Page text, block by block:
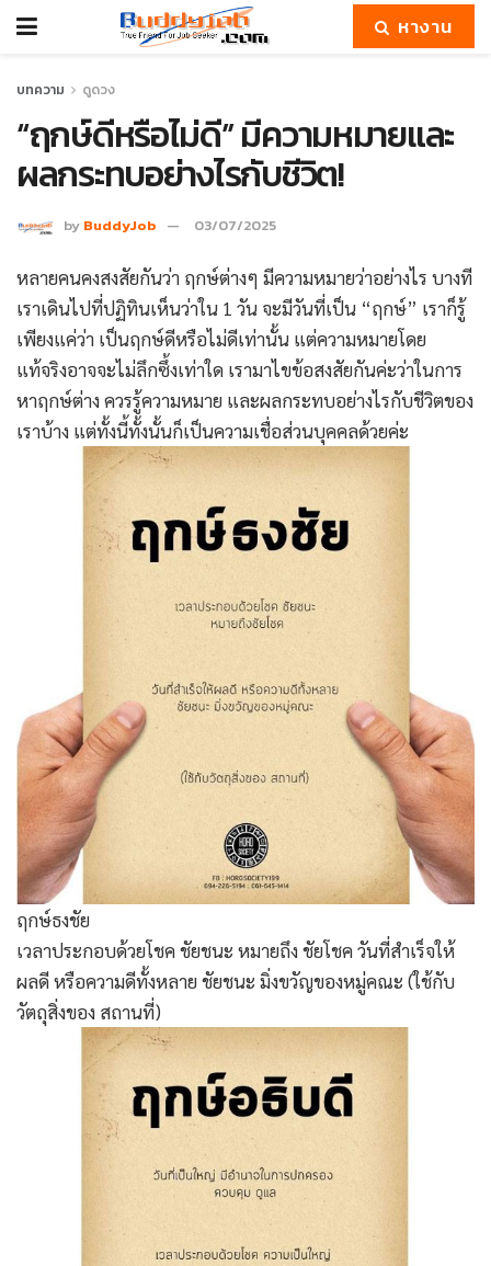
หางาน
บทความ ดูดวง
“ฤกษ์ดีหรือไม่ดี” มีความหมายและ
ผลกระทบอย่างไรกับชีวิต!
by BuddyJob 03/07/2025
หลายคนคงสงสัยกันว่า ฤกษ์ต่างๆ มีความหมายว่าอย่างไร บางที
เราเดินไปที่ปฏิทินเห็นว่าใน 1 วัน จะมีวันที่เป็น “ฤกษ์” เราก็รู้
เพียงแค่ว่า เป็นฤกษ์ดีหรือไม่ดีเท่านั้น แต่ความหมายโดย
แท้จริงอาจจะไม่ลึกซึ้งเท่าใด เรามาไขข้อสงสัยกันค่ะว่าในการ
หาฤกษ์ต่าง ควรรู้ความหมาย และผลกระทบอย่างไรกับชีวิตของ
เราบ้าง แต่ทั้งนี้ทั้งนั้นก็เป็นความเชื่อส่วนบุคคลด้วยค่ะ
ฤกษ์ธงชัย
เวลาประกอบด้วยโชค ชัยชนะ หมายถึง ชัยโชค วันที่สำเร็จให้
ผลดี หรือความดีทั้งหลาย ชัยชนะ มิ่งขวัญของหมู่คณะ (ใช้กับ
วัตถุสิ่งของ สถานที่)